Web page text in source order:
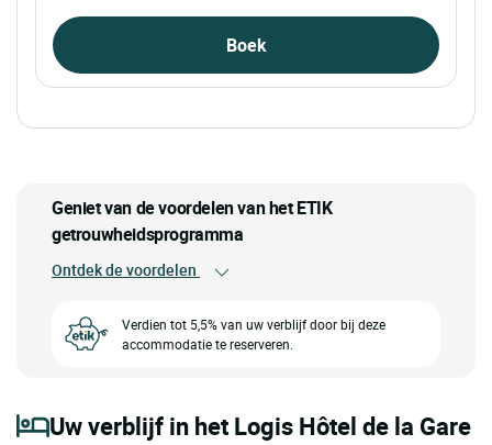
Boek
Geniet van de voordelen van het ETIK
getrouwheidsprogramma
Ontdek de voordelen
Verdien tot 5,5% van uw verblijf door bij deze
accommodatie te reserveren.
Uw verblijf in het Logis Hôtel de la Gare